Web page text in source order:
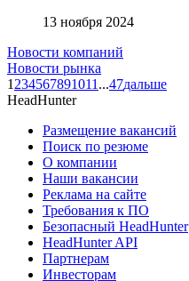
13 ноября 2024
Новости компаний
Новости рынка
1 234567891011 ...47дальше
HeadHunter
Размещение вакансий
Поиск по резюме
О компании
Наши вакансии
Реклама на сайте
Требования к ПО
Безопасный HeadHunter
HeadHunter API
Партнерам
Инвесторам